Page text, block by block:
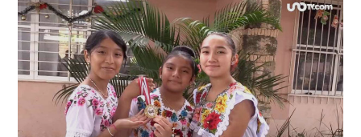
contra
la
historia!
FGR
investiga
robo
de
pinturas
rupestres